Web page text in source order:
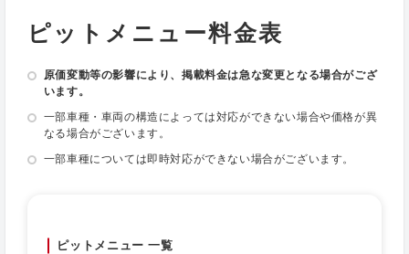
ピットメニュー料金表
原価変動等の影響により、掲載料金は急な変更となる場合がござ
います。
一部車種・車両の構造によっては対応ができない場合や価格が異
なる場合がございます。
一部車種については即時対応ができない場合がございます。
ピットメニュー 一覧